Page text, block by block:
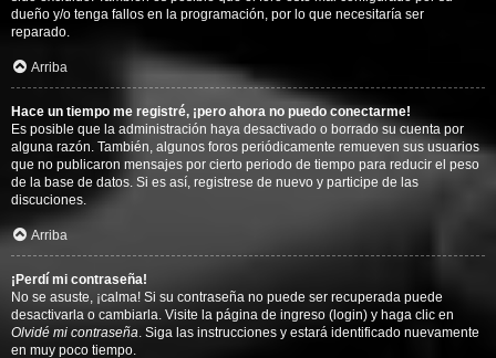
dueño y/o tenga fallos en la programación, por lo que necesitaría ser
reparado.
Arriba
Hace un tiempo me registré, ¡pero ahora no puedo conectarme!
Es posible que la administración haya desactivado o borrado su cuenta por
alguna razón. También, algunos foros periódicamente remueven sus usuarios
que no publicaron mensajes por cierto periodo de tiempo para reducir el peso
de la base de datos. Si es así, registrese de nuevo y participe de las
discuciones.
Arriba
¡Perdí mi contraseña!
No se asuste, ¡calma! Si su contraseña no puede ser recuperada puede
desactivarla o cambiarla. Visite la página de ingreso (login) y haga clic en
Olvidé mi contraseña. Siga las instrucciones y estará identificado nuevamente
en muy poco tiempo.